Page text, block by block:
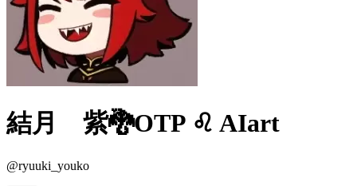
結月 紫🐉OTP ♌ AIart
@ryuuki_youko